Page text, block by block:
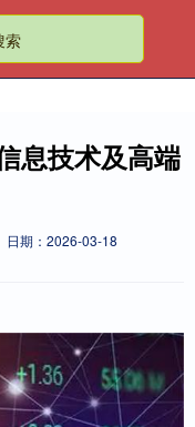
息技术及高端
日期：2026-03-18